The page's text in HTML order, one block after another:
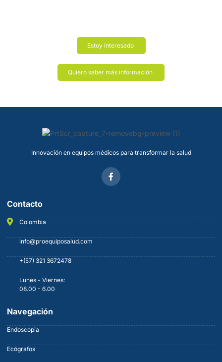
Estoy interesado
Quiero saber más información
Innovación en equipos médicos para transformar la salud
Contacto
Colombia
info@proequiposalud.com
+(57) 321 3672478
Lunes - Viernes:
08.00 - 6.00
Navegación
Endoscopia
Ecógrafos